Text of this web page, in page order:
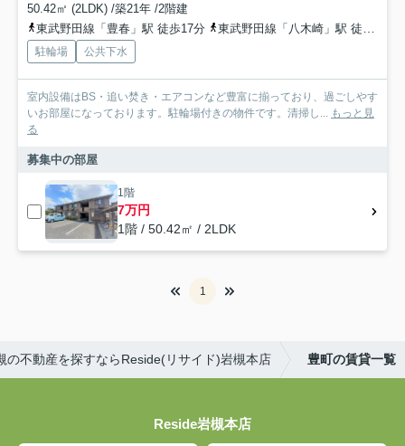
50.42㎡ (2LDK) /築21年 /2階建
東武野田線「豊春」駅 徒歩17分
東武野田線「八木崎」駅 徒歩19分
駐輪場 公共下水
室内設備はBS・追い焚き・エアコンなど豊富に揃っており、過ごしやす
いお部屋になっております。駐輪場付きの物件です。清掃し... もっと見
る
募集中の部屋
1階
7万円
1階 / 50.42㎡ / 2LDK
1
の不動産を探すならReside(リサイド)岩槻本店 豊町の賃貸一覧
Reside岩槻本店